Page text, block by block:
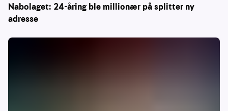
Nabolaget: 24-åring ble millionær på splitter ny
adresse